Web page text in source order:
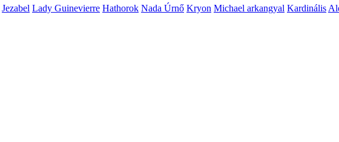
Jezabel Lady Guinevierre Hathorok Nada Úrnő Kryon Michael arkangyal Kardinális